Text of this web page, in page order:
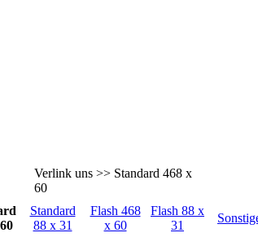
Verlink uns >> Standard 468 x
60
Standard
88 x 31
Flash 468
x 60
Flash 88 x
31